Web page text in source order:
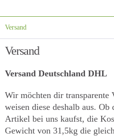
Versand
Versand
Versand Deutschland DHL
Wir möchten dir transparente
weisen diese deshalb aus.
Artikel bei uns kaufst, die
Gewicht von 31,5kg die